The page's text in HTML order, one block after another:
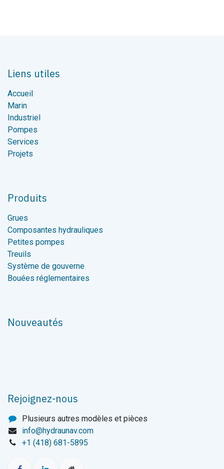
Liens utiles
Accueil
Marin
Industriel
Pompes
Services
Projets
Produits
Grues
Composantes hydrauliques
Petites pompes
Treuils
Système de gouverne
Bouées réglementaires
Nouveautés
Rejoignez-nous
Plusieurs autres modèles et pièces
info@hydraunav.com
+1 (418) 681-5895